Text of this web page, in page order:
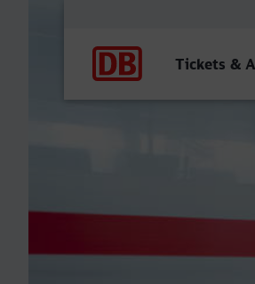
Tickets &